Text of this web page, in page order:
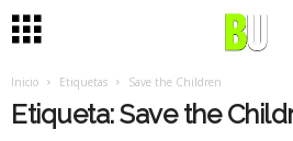
Inicio Etiquetas Save the Children
Etiqueta: Save the